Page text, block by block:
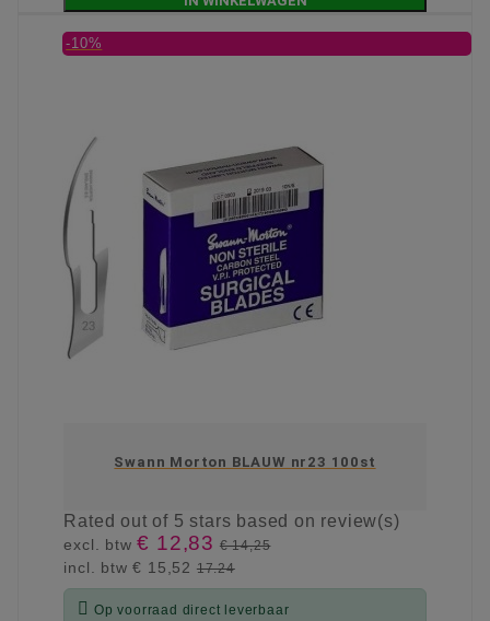
-10%
Swann Morton BLAUW nr23 100st
Ratedout of 5 stars based on review(s)
excl. btw€ 12,83 € 14,25
incl. btw€ 15,52 17.24
 Op voorraad direct leverbaar